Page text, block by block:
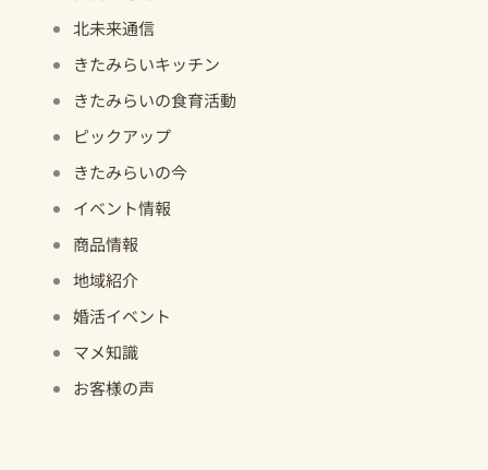
北未来通信
きたみらいキッチン
きたみらいの食育活動
ピックアップ
きたみらいの今
イベント情報
商品情報
地域紹介
婚活イベント
マメ知識
お客様の声